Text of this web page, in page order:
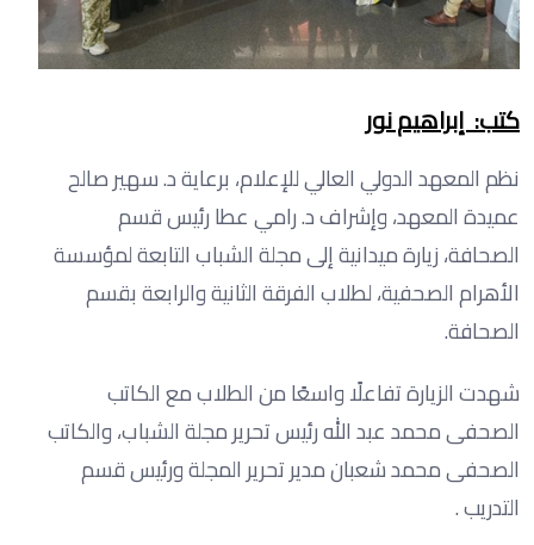
كتب: إبراهيم نور
نظم المعهد الدولي العالي للإعلام، برعاية د. سهير صالح
عميدة المعهد، وإشراف د. رامي عطا رئيس قسم
الصحافة، زيارة ميدانية إلى مجلة الشباب التابعة لمؤسسة
الأهرام الصحفية، لطلاب الفرقة الثانية والرابعة بقسم
الصحافة.
شهدت الزيارة تفاعلًا واسعًا من الطلاب مع الكاتب
الصحفى محمد عبد الله رئيس تحرير مجلة الشباب، والكاتب
الصحفى محمد شعبان مدير تحرير المجلة ورئيس قسم
التدريب .